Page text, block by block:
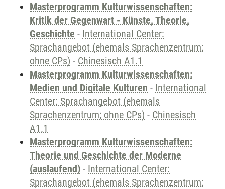
Masterprogramm Kulturwissenschaften:
Kritik der Gegenwart - Künste, Theorie,
Geschichte - International Center:
Sprachangebot (ehemals Sprachenzentrum;
ohne CPs) - Chinesisch A1.1
Masterprogramm Kulturwissenschaften:
Medien und Digitale Kulturen - International
Center: Sprachangebot (ehemals
Sprachenzentrum; ohne CPs) - Chinesisch
A1.1
Masterprogramm Kulturwissenschaften:
Theorie und Geschichte der Moderne
(auslaufend) - International Center:
Sprachangebot (ehemals Sprachenzentrum;